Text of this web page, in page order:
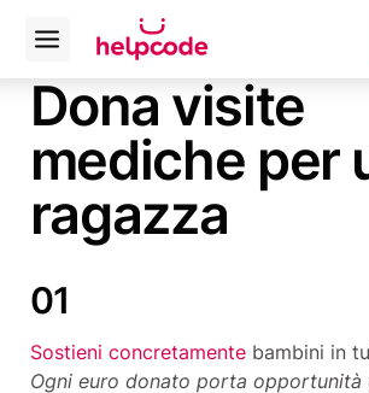
contenuto
Helpcode
Italia
Open
menu
Dona visite
mediche per
ragazza
Sostieni concretamentebambini in
Ogni euro donato porta opportunità